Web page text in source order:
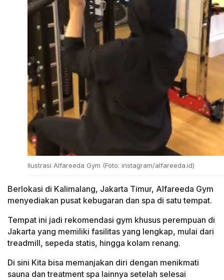
Ilustrasi Alfareeda Gym (Foto: instagram/alfareeda.id)
Berlokasi di Kalimalang, Jakarta Timur, Alfareeda Gym
menyediakan pusat kebugaran dan spa di satu tempat.
Tempat ini jadi rekomendasi gym khusus perempuan di
Jakarta yang memiliki fasilitas yang lengkap, mulai dari
treadmill, sepeda statis, hingga kolam renang.
Di sini Kita bisa memanjakan diri dengan menikmati
sauna dan treatment spa lainnya setelah selesai